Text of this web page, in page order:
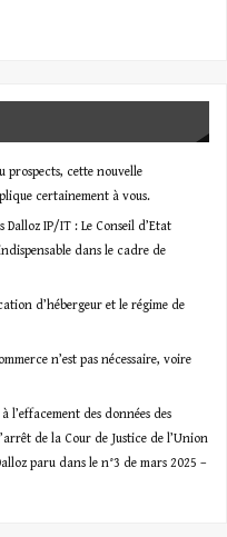
prospects, cette nouvelle
certainement à vous.
IP/IT : Le Conseil d’Etat
dans le cadre de
d’hébergeur et le régime de
n’est pas nécessaire, voire
l’effacement des données des
de la Cour de Justice de l’Union
paru dans le n°3 de mars 2025 –